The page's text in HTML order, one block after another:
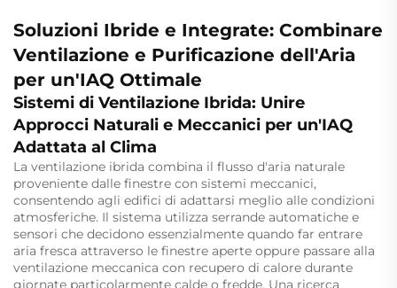
Soluzioni Ibride e Integrate: Combinare
Ventilazione e Purificazione dell'Aria
per un'IAQ Ottimale
Sistemi di Ventilazione Ibrida: Unire
Approcci Naturali e Meccanici per un'IAQ
Adattata al Clima
La ventilazione ibrida combina il flusso d'aria naturale
proveniente dalle finestre con sistemi meccanici,
consentendo agli edifici di adattarsi meglio alle condizioni
atmosferiche. Il sistema utilizza serrande automatiche e
sensori che decidono essenzialmente quando far entrare
aria fresca attraverso le finestre aperte oppure passare alla
ventilazione meccanica con recupero di calore durante
giornate particolarmente calde o fredde. Una ricerca